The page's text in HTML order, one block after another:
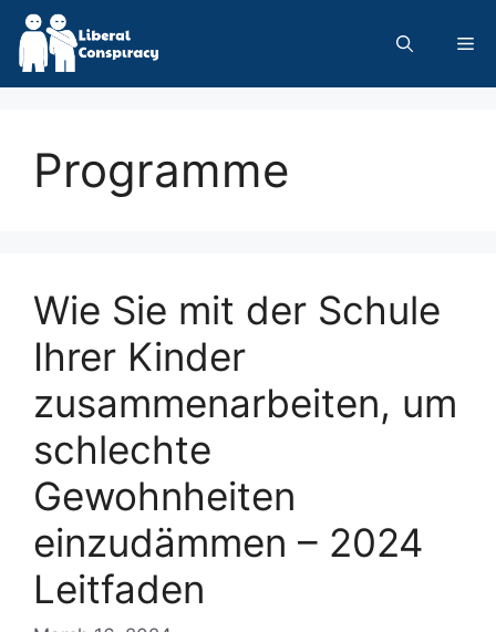
Skip
content
Programme
Wie Sie mit der Schule
Ihrer Kinder
zusammenarbeiten, um
schlechte
Gewohnheiten
einzudämmen – 2024
Leitfaden